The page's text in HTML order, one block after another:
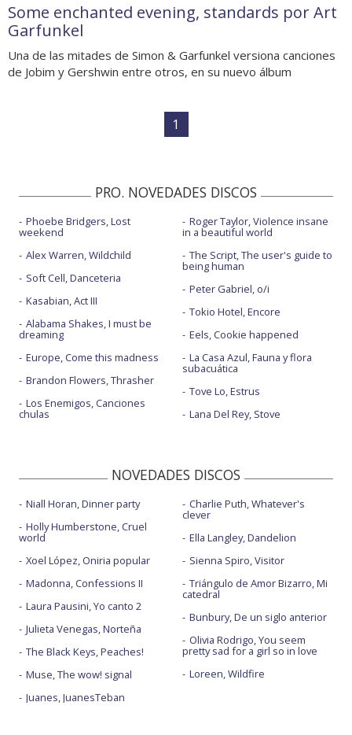
Some enchanted evening, standards por Art
Garfunkel
Una de las mitades de Simon & Garfunkel versiona canciones
de Jobim y Gershwin entre otros, en su nuevo álbum
1
PRO. NOVEDADES DISCOS
Phoebe Bridgers, Lost
weekend
Alex Warren, Wildchild
Soft Cell, Danceteria
Kasabian, Act III
Alabama Shakes, I must be
dreaming
Europe, Come this madness
Brandon Flowers, Thrasher
Los Enemigos, Canciones
chulas
Roger Taylor, Violence insane
in a beautiful world
The Script, The user's guide to
being human
Peter Gabriel, o/i
Tokio Hotel, Encore
Eels, Cookie happened
La Casa Azul, Fauna y flora
subacuática
Tove Lo, Estrus
Lana Del Rey, Stove
NOVEDADES DISCOS
Niall Horan, Dinner party
Holly Humberstone, Cruel
world
Xoel López, Oniria popular
Madonna, Confessions II
Laura Pausini, Yo canto 2
Julieta Venegas, Norteña
The Black Keys, Peaches!
Muse, The wow! signal
Juanes, JuanesTeban
Charlie Puth, Whatever's
clever
Ella Langley, Dandelion
Sienna Spiro, Visitor
Triángulo de Amor Bizarro, Mi
catedral
Bunbury, De un siglo anterior
Olivia Rodrigo, You seem
pretty sad for a girl so in love
Loreen, Wildfire